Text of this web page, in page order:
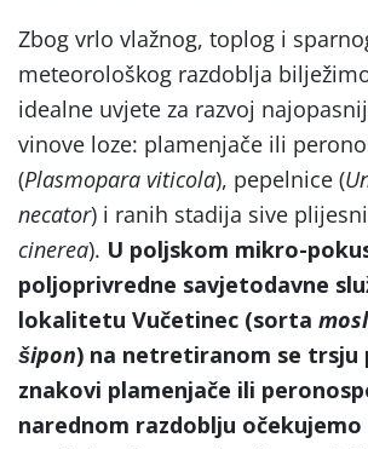
Zbog vrlo vlažnog, toplog i
meteorološkog razdoblja
idealne uvjete za razvoj
vinove loze: plamenjače ili
(Plasmopara viticola), pepelnice (
necator) i ranih stadija sive
cinerea). U poljskom mikro-
poljoprivredne savjetodavne
lokalitetu Vučetinec (sorta
šipon) na netretiranom se trsju
znakovi plamenjače ili
narednom razdoblju